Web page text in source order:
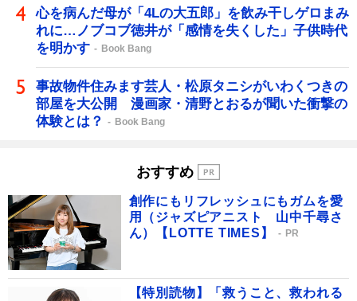
心を病んだ母が「4Lの大五郎」を飲み干しゲロまみ
れに…ノブコブ徳井が「感情を失くした」子供時代
を明かす
Book Bang
事故物件住みます芸人・松原タニシがいわくつきの
部屋を大公開 漫画家・清野とおるが聞いた衝撃の
体験とは？
Book Bang
おすすめ
創作にもリフレッシュにもガムを愛
用（ジャズピアニスト 山中千尋さ
ん）【LOTTE TIMES】
PR
【特別読物】「救うこと、救われる